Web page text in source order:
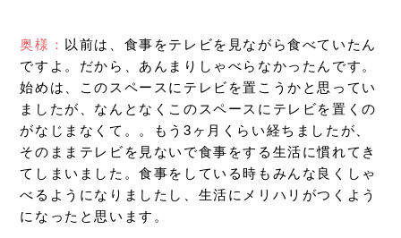
奥様： 以前は、食事をテレビを見ながら食べていたん
ですよ。だから、あんまりしゃべらなかったんです。
始めは、このスペースにテレビを置こうかと思ってい
ましたが、なんとなくこのスペースにテレビを置くの
がなじまなくて。。もう3ヶ月くらい経ちましたが、
そのままテレビを見ないで食事をする生活に慣れてき
てしまいました。食事をしている時もみんな良くしゃ
べるようになりましたし、生活にメリハリがつくよう
になったと思います。